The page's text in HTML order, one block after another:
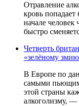
Отравление
кровь попадает
начале человек
быстро
Четверть
«зелёному
В Европе по
самыми
этой страны
алкоголизму,